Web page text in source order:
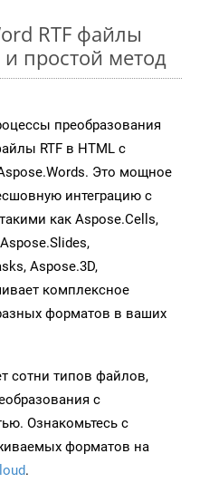
RTF файлы
простой метод
преобразования
RTF в HTML с
Это мощное
интеграцию с
как Aspose.Cells,
Aspose.3D,
комплексное
форматов в ваших
сотни типов файлов,
с
Ознакомьтесь с
форматов на
.